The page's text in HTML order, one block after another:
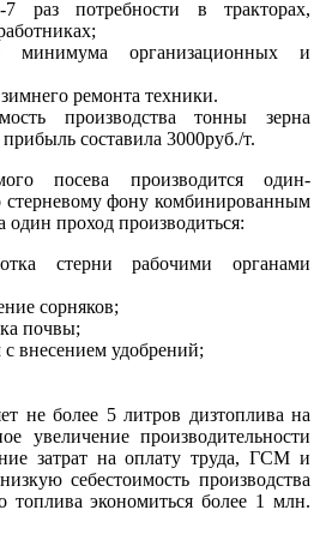
потребности в тракторах,
организационных и
ремонта техники.
производства тонны зерна
составила 3000руб./т.
посева производится один-
стерневому фону комбинированным
проход производиться:
стерни рабочими органами
сорняков;
почвы;
внесением удобрений;
не более 5 литров дизтоплива на
увеличение производительности
затрат на оплату труда, ГСМ и
себестоимость производства
топлива экономиться более 1 млн.